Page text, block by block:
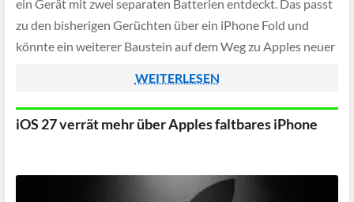
ein Gerät mit zwei separaten Batterien entdeckt. Das passt
zu den bisherigen Gerüchten über ein iPhone Fold und
könnte ein weiterer Baustein auf dem Weg zu Apples neuer
WEITERLESEN
iOS 27 verrät mehr über Apples faltbares iPhone